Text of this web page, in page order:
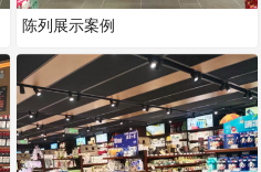
陈列展示案例